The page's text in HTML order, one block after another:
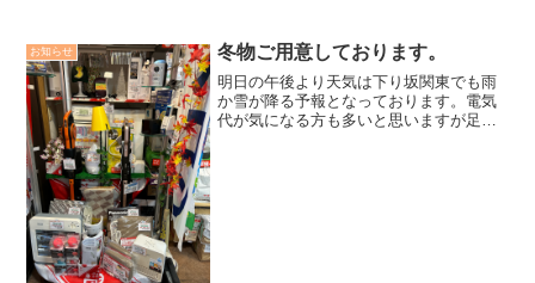
お知らせ 冬物ご用意しております。
明日の午後より天気は下り坂関東でも雨
か雪が降る予報となっております。電気
代が気になる方も多いと思いますが足元